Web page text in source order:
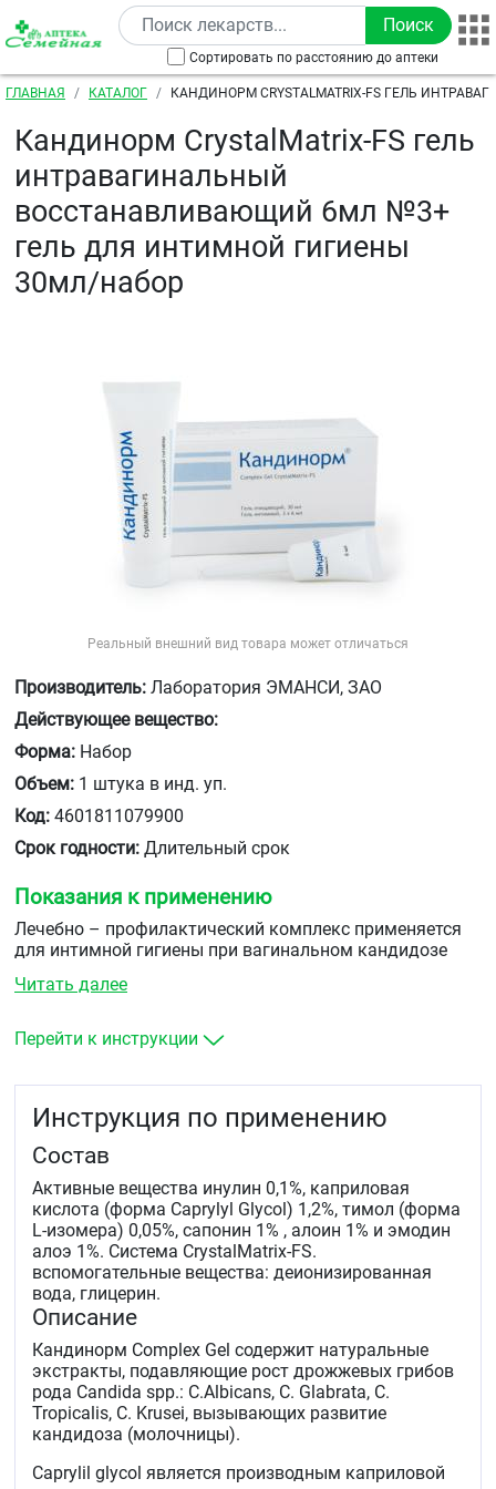
Перейти к основному содержанию
Сортировать по расстоянию до аптеки
Строка навигации
ГЛАВНАЯ КАТАЛОГ
КАНДИНОРМ CRYSTALMATRIX-FS ГЕЛЬ
30МЛ/НАБОР
Кандинорм CrystalMatrix-FS гель
интравагинальный
восстанавливающий 6мл №3+
гель для интимной гигиены
30мл/набор
Реальный внешний вид товара может отличаться
Производитель: Лаборатория ЭМАНСИ, ЗАО
Действующее вещество:
Форма: Набор
Объем: 1 штука в инд. уп.
Код: 4601811079900
Срок годности: Длительный срок
Показания к применению
Лечебно – профилактический комплекс применяется
для интимной гигиены при вагинальном кандидозе
раздражения, покраснения в области интимной
зоны.
Читать далее
Перейти к инструкции
Инструкция по применению
Состав
Активные вещества инулин 0,1%, каприловая
кислота (форма Caprylyl Glycol) 1,2%, тимол (форма
L-изомера) 0,05%, сапонин 1% , алоин 1% и эмодин
алоэ 1%. Система CrystalMatrix-FS.
вспомогательные вещества: деионизированная
вода, глицерин.
Описание
Кандинорм Complex Gel содержит натуральные
экстракты, подавляющие рост дрожжевых грибов
рода Candida spp.: С.Albicans, C. Glabrata, C.
Tropicalis, C. Krusei, вызывающих развитие
кандидоза (молочницы).
Caprylil glycol является производным каприловой